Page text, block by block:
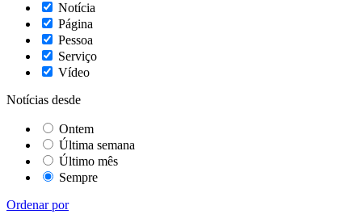
Notícia
Página
Pessoa
Serviço
Vídeo
Notícias desde
Ontem
Última semana
Último mês
Sempre
Ordenar por